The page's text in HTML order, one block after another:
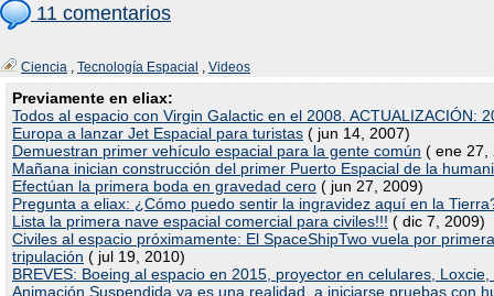
11 comentarios
Ciencia , Tecnología Espacial , Videos
Previamente en eliax:
Todos al espacio con Virgin Galactic en el 2008. ACTUALIZACIÓN:
Europa a lanzar Jet Espacial para turistas ( jun 14, 2007)
Demuestran primer vehículo espacial para la gente común ( ene 27,
Mañana inician construcción del primer Puerto Espacial de la
Efectúan la primera boda en gravedad cero ( jun 27, 2009)
Pregunta a eliax: ¿Cómo puedo sentir la ingravidez aquí en la
Lista la primera nave espacial comercial para civiles!!! ( dic 7, 2009)
Civiles al espacio próximamente: El SpaceShipTwo vuela por
tripulación ( jul 19, 2010)
BREVES: Boeing al espacio en 2015, proyector en celulares, Loxcie,
Animación Suspendida ya es una realidad, a iniciarse pruebas con